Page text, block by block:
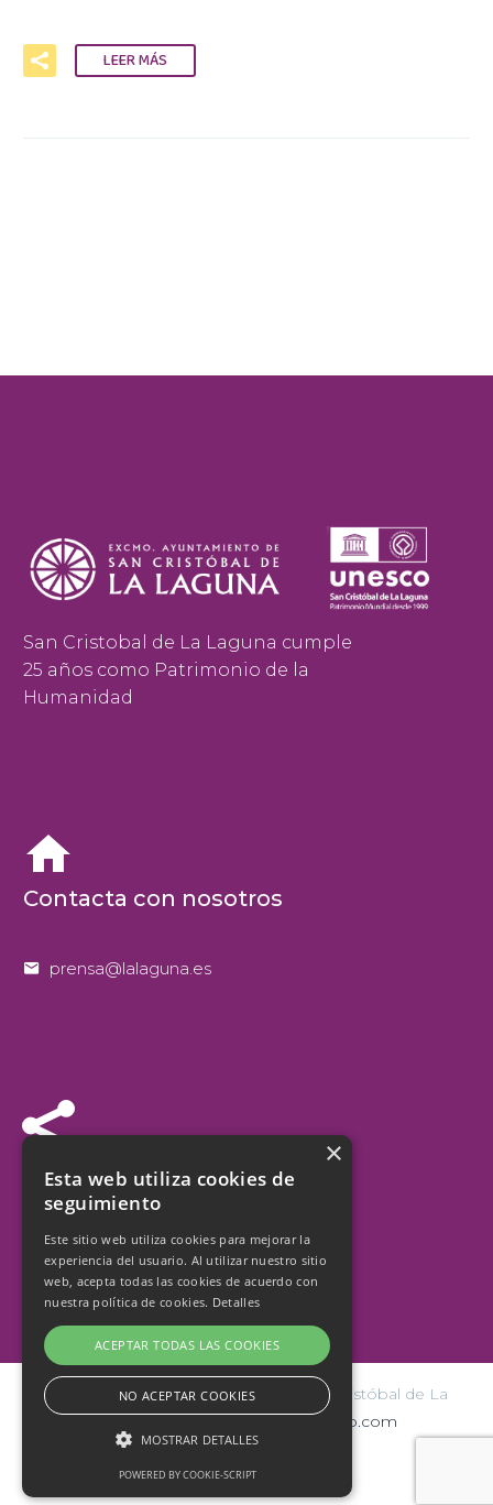
LEER MÁS
San Cristobal de La Laguna cumple
25 años como Patrimonio de la
Humanidad


Contacta con nosotros

 prensa@lalaguna.es


Síguenos
© Copyright 2026 Ayuntamiento de San Cristóbal de La
Laguna | Diseño y hospedaje:internetísimo.com
Esta web utiliza cookies de
seguimiento
Este sitio web utiliza cookies para mejorar la
experiencia del usuario. Al utilizar nuestro sitio
web, acepta todas las cookies de acuerdo con
nuestra política de cookies. Detalles
ACEPTAR TODAS LAS COOKIES
NO ACEPTAR COOKIES
MOSTRAR DETALLES
POWERED BY COOKIE-SCRIPT
×